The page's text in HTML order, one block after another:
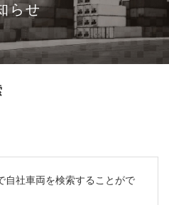
紹介
員登録
らせ
自社車両を検索することがで